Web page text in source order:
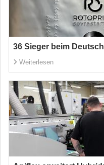
36 Sieger beim
Weiterlesen